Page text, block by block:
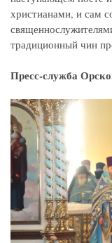
христианами, и сам
традиционный чин
Пресс-служба